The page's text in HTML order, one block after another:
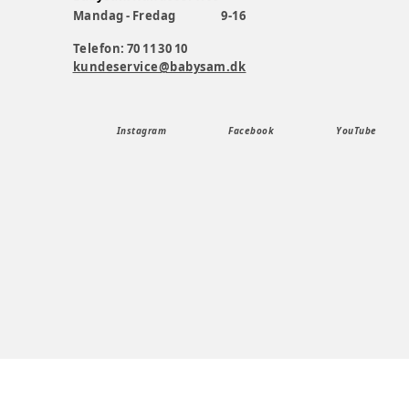
Mandag - Fredag
9-16
Telefon: 70 11 30 10
kundeservice@babysam.dk
Instagram Facebook YouTube